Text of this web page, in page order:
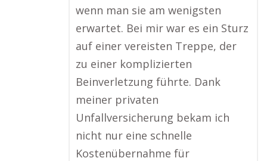
wenn man sie am wenigsten
erwartet. Bei mir war es ein Sturz
auf einer vereisten Treppe, der
zu einer komplizierten
Beinverletzung führte. Dank
meiner privaten
Unfallversicherung bekam ich
nicht nur eine schnelle
Kostenübernahme für